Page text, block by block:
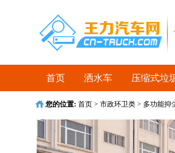
收藏首页
首页 洒水车 压缩式垃
您的位置: 首页> 市政环卫类> 多功能抑